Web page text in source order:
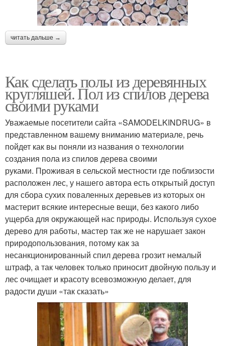
читать дальше →
Как сделать полы из деревянных
кругляшей. Пол из спилов дерева
своими руками
Уважаемые посетители сайта «SAMODELKINDRUG» в
представленном вашему вниманию материале, речь
пойдет как вы поняли из названия о технологии
создания пола из спилов дерева своими
руками. Проживая в сельской местности где поблизости
расположен лес, у нашего автора есть открытый доступ
для сбора сухих поваленных деревьев из которых он
мастерит всякие интересные вещи, без какого либо
ущерба для окружающей нас природы. Используя сухое
дерево для работы, мастер так же не нарушает закон
природопользования, потому как за
несанкционированный спил дерева грозит немалый
штраф, а так человек только приносит двойную пользу и
лес очищает и красоту всевозможную делает, для
радости души «так сказать»